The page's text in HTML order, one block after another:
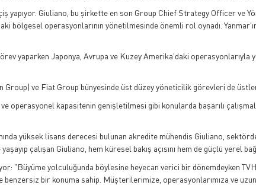
yapıyor. Giuliano, bu şirkette en son Group Chief Strategy Officer ve
bölgesel operasyonlarının yönetilmesinde önemli rol oynadı.
yaparken Japonya, Avrupa ve Kuzey Amerika'daki
ve Fiat Group bünyesinde üst düzey yöneticilik görevleri de
operasyonel kapasitenin genişletilmesi gibi konularda başarılı
yüksek lisans derecesi bulunan akredite mühendis Giuliano,
çalışan Giuliano, hem küresel bakış açısını hem de güçlü yerel
"Büyüme yolculuğunda böylesine heyecan verici bir dönemdeyken
bir konuma sahip. Müşterilerimize, operasyonlarımıza ve